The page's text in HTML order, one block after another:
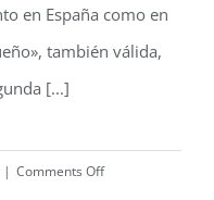
en España como en
también válida,
[...]
| Comments Offon